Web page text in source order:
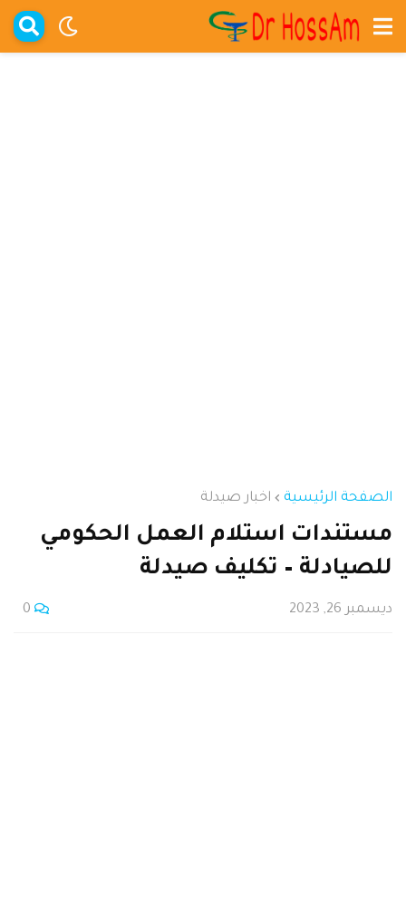
الصفحة الرئيسية اخبار صيدلة
مستندات استلام العمل الحكومي
للصيادلة – تكليف صيدلة
ديسمبر 26, 2023 0